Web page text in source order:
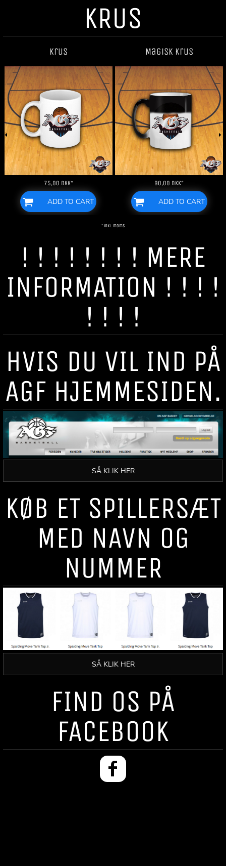
KRUS
Krus
75,00 DKK*
ADD TO CART
Magisk krus
90,00 DKK*
ADD TO CART
* inkl. moms
! ! ! ! ! ! ! ! MERE
INFORMATION ! ! ! !
! ! ! !
HVIS DU VIL IND PÅ
AGF HJEMMESIDEN.
SÅ KLIK HER
KØB ET SPILLERSÆT
MED NAVN OG
NUMMER
SÅ KLIK HER
FIND OS PÅ
FACEBOOK